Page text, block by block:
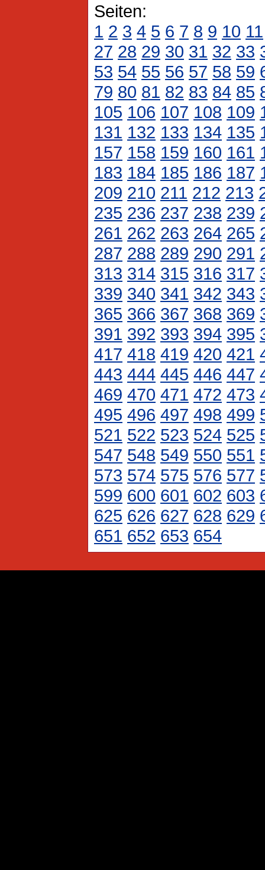
Seiten:
1 2 3 4 5 6 7 8 9 10 11
27 28 29 30 31 32 33
53 54 55 56 57 58 59
79 80 81 82 83 84 85
105 106 107 108 109
131 132 133 134 135
157 158 159 160 161
183 184 185 186 187
209 210 211 212 213
235 236 237 238 239
261 262 263 264 265
287 288 289 290 291
313 314 315 316 317
339 340 341 342 343
365 366 367 368 369
391 392 393 394 395
417 418 419 420 421
443 444 445 446 447
469 470 471 472 473
495 496 497 498 499
521 522 523 524 525
547 548 549 550 551
573 574 575 576 577
599 600 601 602 603
625 626 627 628 629
651 652 653 654